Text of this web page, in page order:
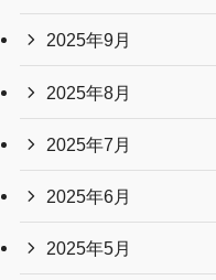
2025年9月
2025年8月
2025年7月
2025年6月
2025年5月